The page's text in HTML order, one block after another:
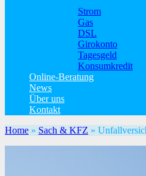
Strom
Gas
DSL
Girokonto
Tagesgeld
Konsumkredit
Online-Beratung
News
Über uns
Kontakt
Home » Sach & KFZ »